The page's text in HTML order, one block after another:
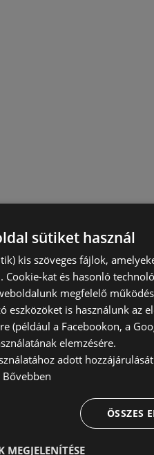
sütiket használ
kis szöveges fájlok,
Cookie-kat és hasonló
megfelelő
eszközöket is használunk az
(például a Facebookon, a
elemzésére.
adott
Bővebben
ÖSSZES
MEGJELENÍTÉSE